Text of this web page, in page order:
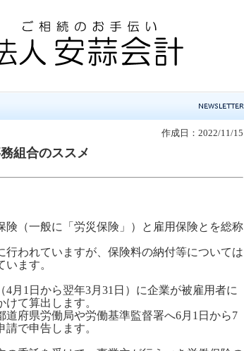
作成日：2022/11/15
組合のススメ
険 （一般に「労災保険」 ）
と雇用保険とを総称
行われていますが、保険料の納付等については
ます。
4月 1 日から翌年3月 31 日）に企業が被雇用者に
て算出します。
道府県労働局や労働基準監督署へ6月 1 日から7
で申告します。